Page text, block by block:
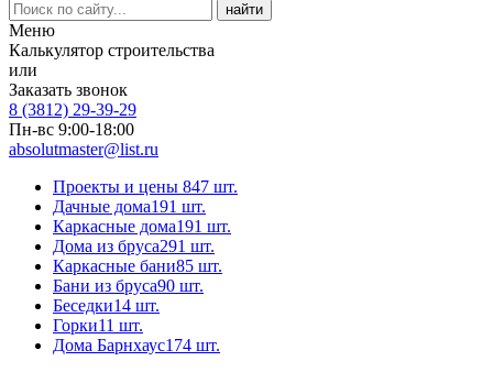
Меню
Калькулятор строительства
или
Заказать звонок
8 (3812) 29-39-29
Пн-вс 9:00-18:00
absolutmaster@list.ru
Проекты и цены 847 шт.
Дачные дома191 шт.
Каркасные дома191 шт.
Дома из бруса291 шт.
Каркасные бани85 шт.
Бани из бруса90 шт.
Беседки14 шт.
Горки11 шт.
Дома Барнхаус174 шт.